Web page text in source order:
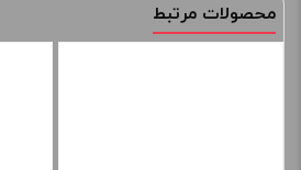
Empty Pod Cartridge”
محصولات مرتبط